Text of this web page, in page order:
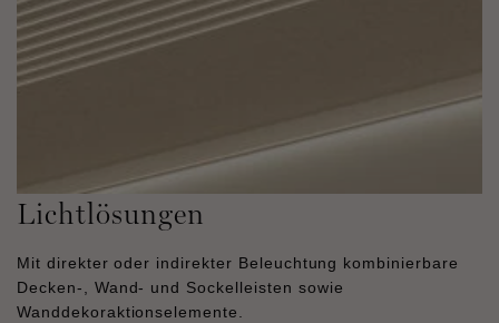
Lichtlösungen
Mit direkter oder indirekter Beleuchtung kombinierbare
Decken-, Wand- und Sockelleisten sowie
Wanddekoraktionselemente.